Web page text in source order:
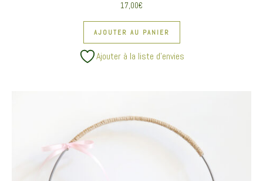
17,00€
AJOUTER AU PANIER
Ajouter à la liste d’envies